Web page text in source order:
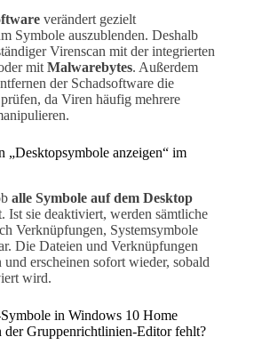
verändert gezielt
Symbole auszublenden. Deshalb
Virenscan mit der integrierten
mit Malwarebytes. Außerdem
der Schadsoftware die
da Viren häufig mehrere
„Desktopsymbole anzeigen“ im
alle Symbole auf dem Desktop
Ist sie deaktiviert, werden sämtliche
Verknüpfungen, Systemsymbole
Die Dateien und Verknüpfungen
erscheinen sofort wieder, sobald
wird.
in Windows 10 Home
der Gruppenrichtlinien-Editor fehlt?